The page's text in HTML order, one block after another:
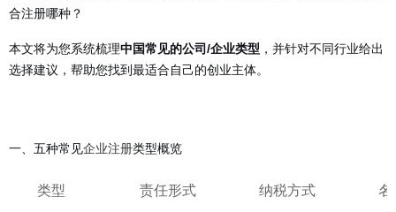
合注册哪种？
本文将为您系统梳理中国常见的公司/企业类型 ，并针对不同行业给出
选择建议，帮助您找到最适合自己的创业主体。
一、五种常见企业注册类型概览
类型 责任形式 纳税方式 名